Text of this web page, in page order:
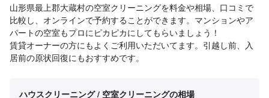
山形県最上郡大蔵村の空室クリーニングを料金や相場、口コミで
比較し、オンラインで予約することができます。マンションやア
パートの空室もプロにピカピカにしてもらいましょう！
賃貸オーナーの方にもよくご利用いただいてます。引越し前、入
居前の原状回復にもおすすめです。
ハウスクリーニング / 空室クリーニングの相場